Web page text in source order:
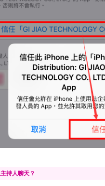
持人聊天？